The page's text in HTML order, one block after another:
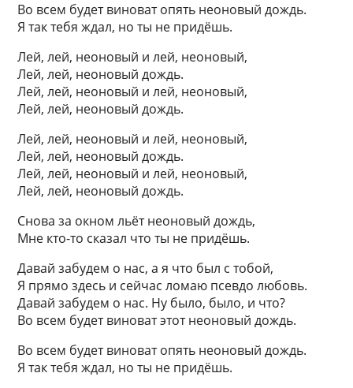
Во всем будет виноват опять неоновый дождь.
Я так тебя ждал, но ты не придёшь.
Лей, лей, неоновый и лей, неоновый,
Лей, лей, неоновый дождь.
Лей, лей, неоновый и лей, неоновый,
Лей, лей, неоновый дождь.
Лей, лей, неоновый и лей, неоновый,
Лей, лей, неоновый дождь.
Лей, лей, неоновый и лей, неоновый,
Лей, лей, неоновый дождь.
Снова за окном льёт неоновый дождь,
Мне кто-то сказал что ты не придёшь.
Давай забудем о нас, а я что был с тобой,
Я прямо здесь и сейчас ломаю псевдо любовь.
Давай забудем о нас. Ну было, было, и что?
Во всем будет виноват этот неоновый дождь.
Во всем будет виноват опять неоновый дождь.
Я так тебя ждал, но ты не придёшь.